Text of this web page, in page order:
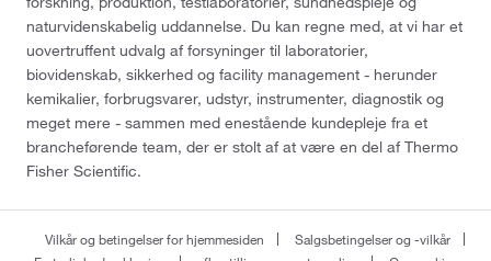
naturvidenskabelig uddannelse. Du kan regne med, at vi har et
uovertruffent udvalg af forsyninger til laboratorier,
biovidenskab, sikkerhed og facility management - herunder
kemikalier, forbrugsvarer, udstyr, instrumenter, diagnostik og
meget mere - sammen med enestående kundepleje fra et
brancheførende team, der er stolt af at være en del af Thermo
Fisher Scientific.
Vilkår og betingelser for hjemmesiden
Salgsbetingelser og -vilkår